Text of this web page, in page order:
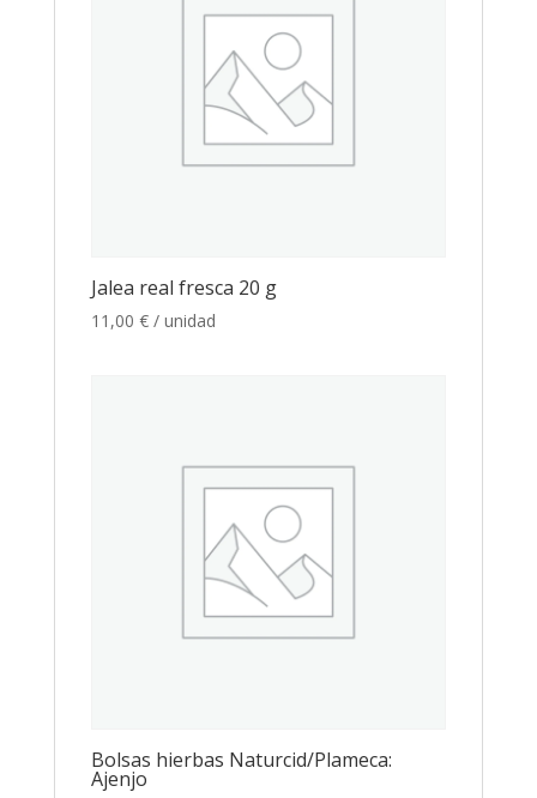
Jalea real fresca 20 g
11,00 € / unidad
Bolsas hierbas Naturcid/Plameca:
Ajenjo